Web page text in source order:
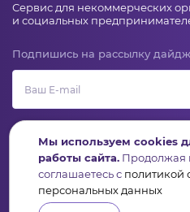
Сервис для некоммерческих
и социальных
Подпишись на рассылку
ПульсКонкурсыОрганизации
АналитикаБаза знаний
Мы используем cookies
работы сайта. Продолжая
соглашаетесь с политикой
персональных данных